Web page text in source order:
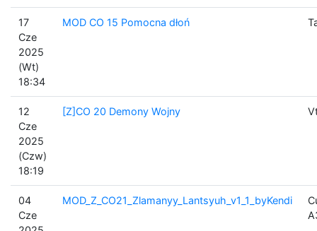
17
Cze
2025
(Wt)
18:34
MOD CO 15 Pomocna dłoń
12
Cze
2025
(Czw)
18:19
[Z]CO 20 Demony Wojny
04
Cze
MOD_Z_CO21_Zlamanyy_Lantsyuh_v1_1_byKendi